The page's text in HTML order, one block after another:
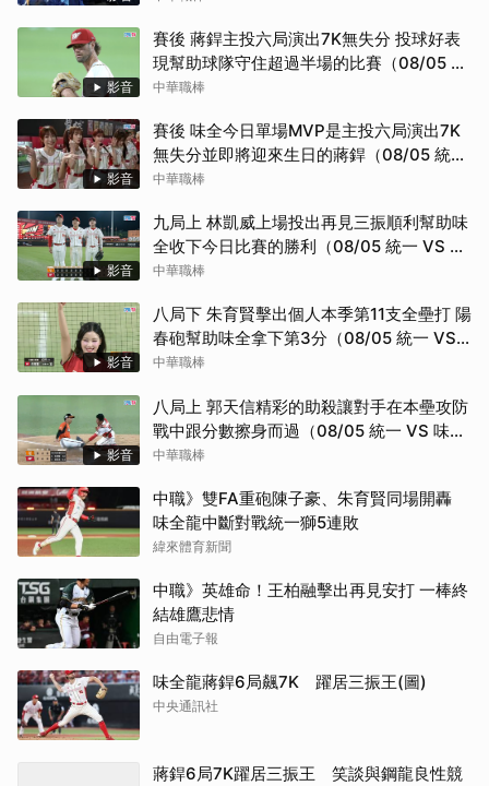
影音
賽後 蔣銲主投六局演出7K無失分 投球好表
現幫助球隊守住超過半場的比賽（08/05 統
一 VS 味全）
中華職棒
影音
賽後 味全今日單場MVP是主投六局演出7K
無失分並即將迎來生日的蔣銲（08/05 統一
VS 味全）
中華職棒
影音
九局上 林凱威上場投出再見三振順利幫助味
全收下今日比賽的勝利（08/05 統一 VS 味
全）
中華職棒
影音
八局下 朱育賢擊出個人本季第11支全壘打 陽
春砲幫助味全拿下第3分（08/05 統一 VS
味全）
中華職棒
影音
八局上 郭天信精彩的助殺讓對手在本壘攻防
戰中跟分數擦身而過（08/05 統一 VS 味
全）
中華職棒
中職》雙FA重砲陳子豪、朱育賢同場開轟
味全龍中斷對戰統一獅5連敗
緯來體育新聞
中職》英雄命！王柏融擊出再見安打 一棒終
結雄鷹悲情
自由電子報
味全龍蔣銲6局飆7K 躍居三振王(圖)
中央通訊社
蔣銲6局7K躍居三振王 笑談與鋼龍良性競